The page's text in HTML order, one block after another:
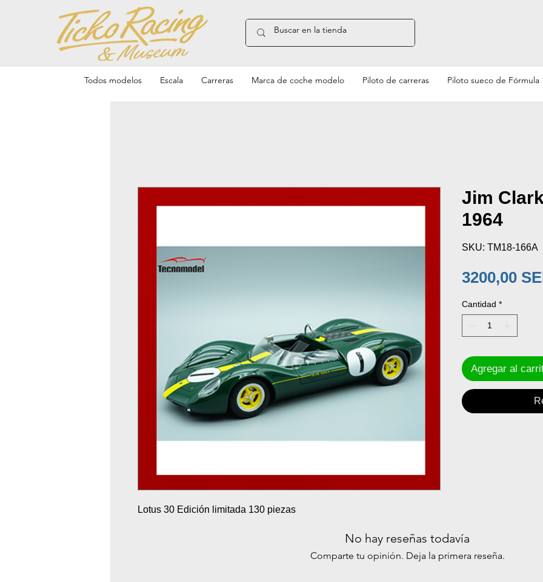
Todos modelos Escala Carreras Marca de coche modelo Piloto de carreras Piloto sueco de Fórmula
Lotus 30 Edición limitada 130 piezas
Jim
1964
SKU: TM18-166A
3200,00
Cantidad *
Agregar al
No hay reseñas todavía
Comparte tu opinión. Deja la primera reseña.